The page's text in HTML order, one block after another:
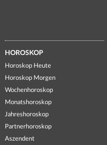
HOROSKOP
Horoskop Heute
Horoskop Morgen
Wochenhoroskop
Monatshoroskop
Jahreshoroskop
Partnerhoroskop
Aszendent